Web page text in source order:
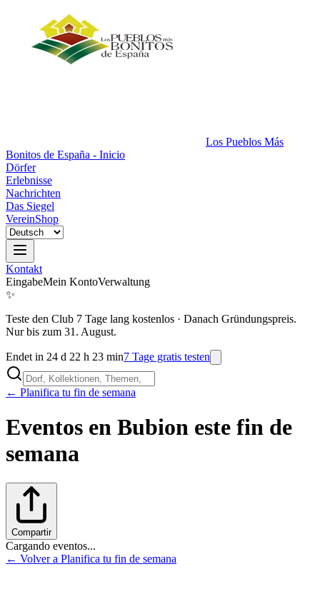
Los Pueblos Más
Bonitos de España - Inicio
Dörfer
Erlebnisse
Nachrichten
Das Siegel
VereinShop
Kontakt
EingabeMein KontoVerwaltung
✨
Teste den Club 7 Tage lang kostenlos · Danach Gründungspreis.
Nur bis zum 31. August.
Endet in 24 d 22 h 23 min7 Tage gratis testen
← Planifica tu fin de semana
Eventos en Bubion este fin de
semana
Compartir
Cargando eventos...
← Volver a Planifica tu fin de semana